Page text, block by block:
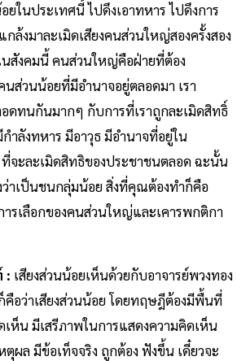
ในประเทศนี้ ไปดึงเอาทหาร ไปดึงการ
ล้งมาละเมิดเสียงคนส่วนใหญ่สองครั้งสอง
สังคมนี้ คนส่วนใหญ่คือฝ่ายที่ต้อง
ส่วนน้อยที่มีอำนาจอยู่ตลอดมา เรา
ดทนกันมากๆ กับการที่เราถูกละเมิดสิทธิ์
ำลังทหาร มีอาวุธ มีอำนาจที่อยู่ใน
ที่จะละเมิดสิทธิของประชาชนตลอด ฉะนั้น
ว่าเป็นชนกลุ่มน้อย สิ่งที่คุณต้องทำก็คือ
รเลือกของคนส่วนใหญ่และเคารพกติกา
: เสียงส่วนน้อยเห็นด้วยกับอาจารย์พวงทอง
อว่าเสียงส่วนน้อย โดยทฤษฎีต้องมีพื้นที่
เห็น มีเสรีภาพในการแสดงความคิดเห็น
ผล มีข้อเท็จจริง ถูกต้อง ฟังขึ้น เดี๋ยวจะ